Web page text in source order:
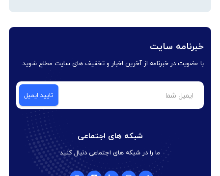
خبرنامه سایت
با عضویت در خبرنامه از آخرین اخبار و تخفیف های سایت مطلع شوید.
شبکه های اجتماعی
ما را در شبکه های اجتماعی دنبال کنید